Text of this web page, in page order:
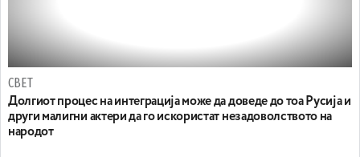
СВЕТ
Долгиот процес на интеграција може да доведе до тоа Русија и
други малигни актери да го искористат незадоволството на
народот